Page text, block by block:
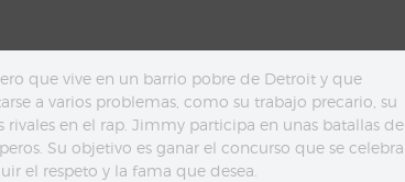
que vive en un barrio pobre de Detroit y que
a varios problemas, como su trabajo precario, su
en el rap. Jimmy participa en unas batallas de
Su objetivo es ganar el concurso que se celebra
el respeto y la fama que desea.